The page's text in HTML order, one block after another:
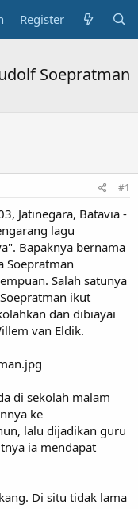
Register
Soepratman
#1
Jatinegara, Batavia -
lagu
Bapaknya bernama
Soepratman
Salah satunya
ikut
dan dibiayai
van Eldik.
di sekolah malam
ke
lalu dijadikan guru
ia mendapat
Di situ tidak lama